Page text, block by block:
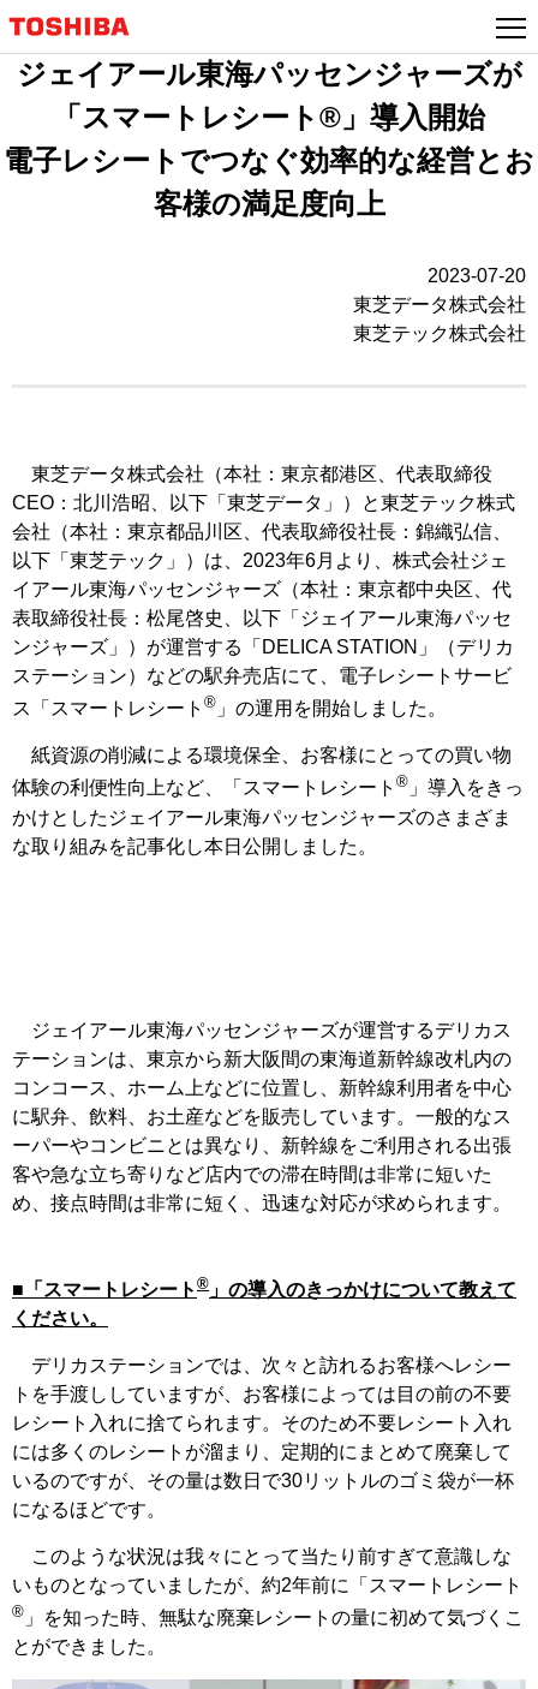
ジェイアール東海パッセンジャーズが
「スマートレシート®」導入開始
電子レシートでつなぐ効率的な経営とお
客様の満足度向上
2023-07-20
東芝データ株式会社
東芝テック株式会社
東芝データ株式会社（本社：東京都港区、代表取締役
CEO：北川浩昭、以下「東芝データ」）と東芝テック株式
会社（本社：東京都品川区、代表取締役社長：錦織弘信、
以下「東芝テック」）は、2023年6月より、株式会社ジェ
イアール東海パッセンジャーズ（本社：東京都中央区、代
表取締役社長：松尾啓史、以下「ジェイアール東海パッセ
ンジャーズ」）が運営する「DELICA STATION」（デリカ
ステーション）などの駅弁売店にて、電子レシートサービ
ス「スマートレシート ® 」の運用を開始しました。
紙資源の削減による環境保全、お客様にとっての買い物
体験の利便性向上など、「スマートレシート ® 」導入をきっ
かけとしたジェイアール東海パッセンジャーズのさまざま
な取り組みを記事化し本日公開しました。
ジェイアール東海パッセンジャーズが運営するデリカス
テーションは、東京から新大阪間の東海道新幹線改札内の
コンコース、ホーム上などに位置し、新幹線利用者を中心
に駅弁、飲料、お土産などを販売しています。一般的なス
ーパーやコンビニとは異なり、新幹線をご利用される出張
客や急な立ち寄りなど店内での滞在時間は非常に短いた
め、接点時間は非常に短く、迅速な対応が求められます。
■「スマートレシート ® 」の導入のきっかけについて教えて
ください。
デリカステーションでは、次々と訪れるお客様へレシー
トを手渡ししていますが、お客様によっては目の前の不要
レシート入れに捨てられます。そのため不要レシート入れ
には多くのレシートが溜まり、定期的にまとめて廃棄して
いるのですが、その量は数日で30リットルのゴミ袋が一杯
になるほどです。
このような状況は我々にとって当たり前すぎて意識しな
いものとなっていましたが、約2年前に「スマートレシート
® 」を知った時、無駄な廃棄レシートの量に初めて気づくこ
とができました。